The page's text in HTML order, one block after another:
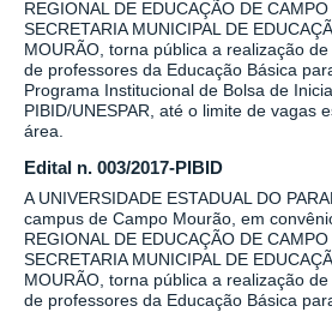
REGIONAL DE EDUCAÇÃO DE
SECRETARIA MUNICIPAL DE
MOURÃO, torna pública a realização
de professores da Educação Básica
Programa Institucional de Bolsa de
PIBID/UNESPAR, até o limite de vagas
área.
Edital n. 003/2017-PIBID
A UNIVERSIDADE ESTADUAL DO
campus de Campo Mourão, em
REGIONAL DE EDUCAÇÃO DE
SECRETARIA MUNICIPAL DE
MOURÃO, torna pública a realização
de professores da Educação Básica